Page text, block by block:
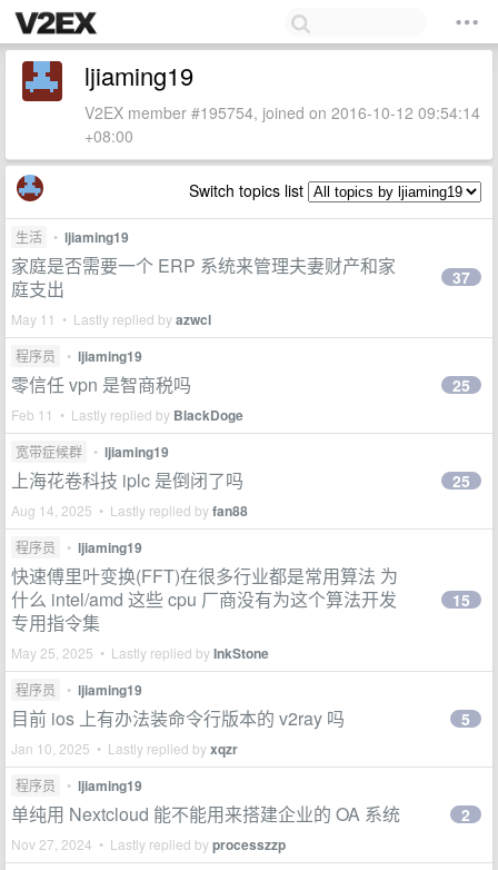
ljiaming19
V2EX member #195754, joined on 2016-10-12 09:54:14
+08:00
Switch topics list
生活 • ljiaming19
家庭是否需要一个 ERP 系统来管理夫妻财产和家
庭支出
May 11 • Lastly replied byazwcl
37
程序员 • ljiaming19
零信任 vpn 是智商税吗
Feb 11 • Lastly replied by BlackDoge
25
宽带症候群 • ljiaming19
上海花卷科技 iplc 是倒闭了吗
Aug 14, 2025 • Lastly replied byfan88
25
程序员 • ljiaming19
快速傅里叶变换(FFT)在很多行业都是常用算法 为
什么 intel/amd 这些 cpu 厂商没有为这个算法开发
专用指令集
May 25, 2025 • Lastly replied byInkStone
15
程序员 • ljiaming19
目前 ios 上有办法装命令行版本的 v2ray 吗
Jan 10, 2025 • Lastly replied byxqzr
5
程序员 • ljiaming19
单纯用 Nextcloud 能不能用来搭建企业的 OA 系统
Nov 27, 2024 • Lastly replied byprocesszzp
2